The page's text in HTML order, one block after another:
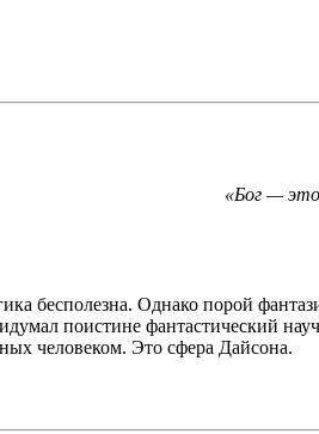
«Бог — это
бесполезна. Однако порой
поистине фантастический
человеком. Это сфера Дайсона.